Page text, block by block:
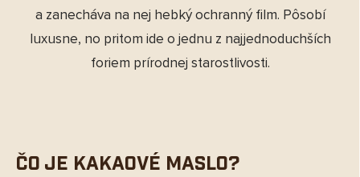
a zanecháva na nej hebký ochranný film. Pôsobí
luxusne, no pritom ide o jednu z najjednoduchších
foriem prírodnej starostlivosti.
Čo je kakaové maslo?